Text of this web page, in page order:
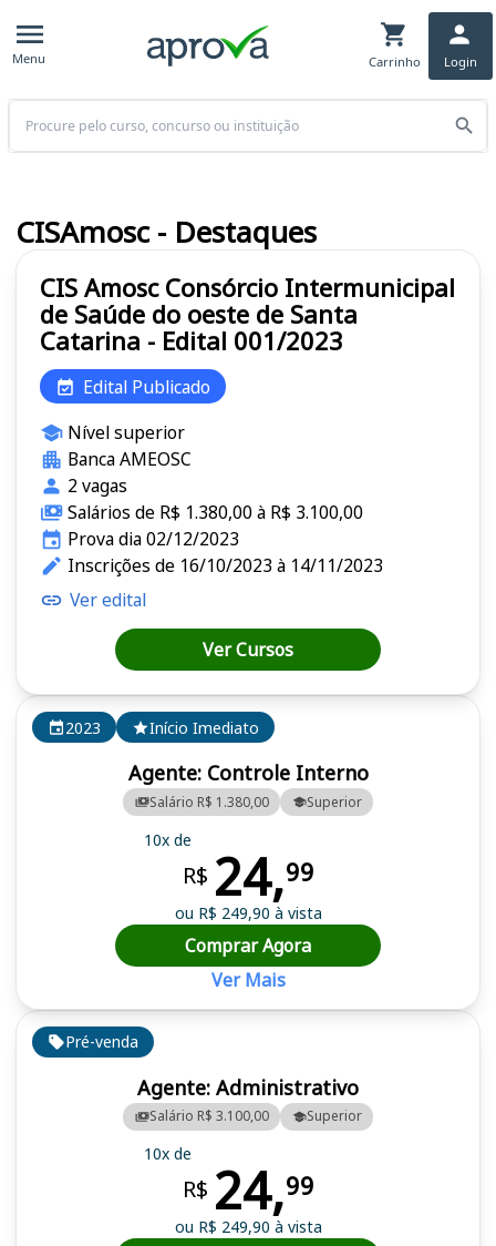
Menu Carrinho Login
Buscar
Pré-venda
Agente: Administrativo
Salário R$ 3.100,00 Superior
10x de
R$ 24,99
ou R$ 249,90 à vista
2023 Início Imediato
Agente: Controle Interno
Salário R$ 1.380,00 Superior
10x de
R$ 24,99
ou R$ 249,90 à vista
Comprar Agora
Ver Mais
CIS Amosc Consórcio Intermunicipal
de Saúde do oeste de Santa
Catarina - Edital 001/2023
Edital Publicado
Nível superior
Banca AMEOSC
2 vagas
Salários de R$ 1.380,00 à R$ 3.100,00
Prova dia 02/12/2023
Inscrições de 16/10/2023 à 14/11/2023
Ver edital
Ver Cursos
CISAmosc - Destaques